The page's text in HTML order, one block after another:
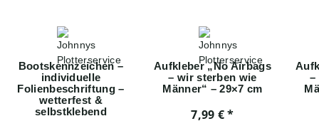
Bootskennzeichen –
individuelle
Folienbeschriftung –
wetterfest &
selbstklebend
Aufkleber „No Airbags
– wir sterben wie
Männer“ – 29×7 cm
7,99 €*
–